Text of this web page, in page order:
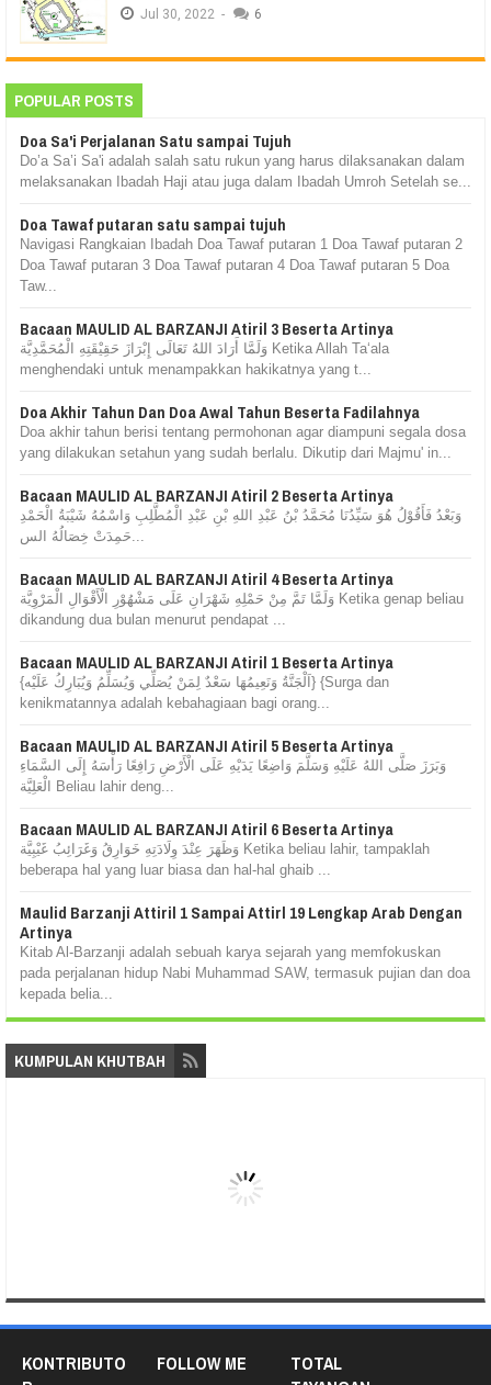
Jul 30, 2022 - 6
POPULAR POSTS
Doa Sa'i Perjalanan Satu sampai Tujuh
Do’a Sa’i Sa'i adalah salah satu rukun yang harus dilaksanakan dalam
melaksanakan Ibadah Haji atau juga dalam Ibadah Umroh Setelah se...
Doa Tawaf putaran satu sampai tujuh
Navigasi Rangkaian Ibadah Doa Tawaf putaran 1 Doa Tawaf putaran 2
Doa Tawaf putaran 3 Doa Tawaf putaran 4 Doa Tawaf putaran 5 Doa
Taw...
Bacaan MAULID AL BARZANJI Atiril 3 Beserta Artinya
وَلَمَّا أَرَادَ اللهُ تَعَالَى إِبْرَازَ حَقِيْقَتِهِ الْمُحَمَّدِيَّة Ketika Allah Ta‘ala
menghendaki untuk menampakkan hakikatnya yang t...
Doa Akhir Tahun Dan Doa Awal Tahun Beserta Fadilahnya
Doa akhir tahun berisi tentang permohonan agar diampuni segala dosa
yang dilakukan setahun yang sudah berlalu. Dikutip dari Majmu' in...
Bacaan MAULID AL BARZANJI Atiril 2 Beserta Artinya
وَبَعْدُ فَأَقُوْلُ هُوَ سَيِّدُنَا مُحَمَّدُ بْنُ عَبْدِ اللهِ بْنِ عَبْدِ الْمُطَّلِبِ وَاسْمُهُ شَيْبَةُ الْحَمْدِ
Bacaan MAULID AL BARZANJI Atiril 4 Beserta Artinya
وَلَمَّا تَمَّ مِنْ حَمْلِهِ شَهْرَانِ عَلَى مَشْهُوْرِ الْأَقْوَالِ الْمَرْوِيَّة Ketika genap beliau
dikandung dua bulan menurut pendapat ...
Bacaan MAULID AL BARZANJI Atiril 1 Beserta Artinya
{اَلْجَنَّةُ وَنَعِيمُهَا سَعْدٌ لِمَنْ يُصَلِّي وَيُسَلِّمُ وَيُبَارِكُ عَلَيْه} {Surga dan
kenikmatannya adalah kebahagiaan bagi orang...
Bacaan MAULID AL BARZANJI Atiril 5 Beserta Artinya
وَبَرَزَ صَلَّى اللهُ عَلَيْهِ وَسَلَّمَ وَاضِعًا يَدَيْهِ عَلَى الْأَرْضِ رَافِعًا رَأْسَهُ إِلَى السَّمَاءِ
الْعَلِيَّة Beliau lahir deng...
Bacaan MAULID AL BARZANJI Atiril 6 Beserta Artinya
وَظَهَرَ عِنْدَ وِلَادَتِهِ خَوَارِقُ وَغَرَائِبُ غَيْبِيَّة Ketika beliau lahir, tampaklah
beberapa hal yang luar biasa dan hal-hal ghaib ...
Maulid Barzanji Attiril 1 Sampai Attirl 19 Lengkap Arab Dengan
Artinya
Kitab Al-Barzanji adalah sebuah karya sejarah yang memfokuskan
pada perjalanan hidup Nabi Muhammad SAW, termasuk pujian dan doa
kepada belia...
KUMPULAN KHUTBAH
KONTRIBUTO
FOLLOW ME
TOTAL